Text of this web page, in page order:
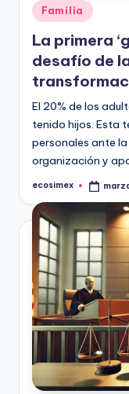
Publicado
en
Familia
La primera
desafío de
El 20% de los
tenido hijos. Esta
personales ante
organización y
Publicado
ecosimex